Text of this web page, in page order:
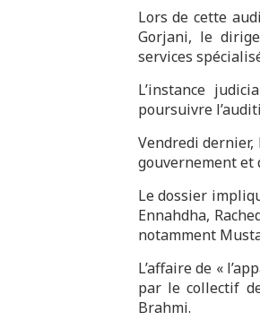
Lors de cette
Gorjani, le
services
L’instance
poursuivre
Vendredi
gouvernement et
Le dossier
Ennahdha,
notamment
L’affaire de «
par le collectif
Brahmi.